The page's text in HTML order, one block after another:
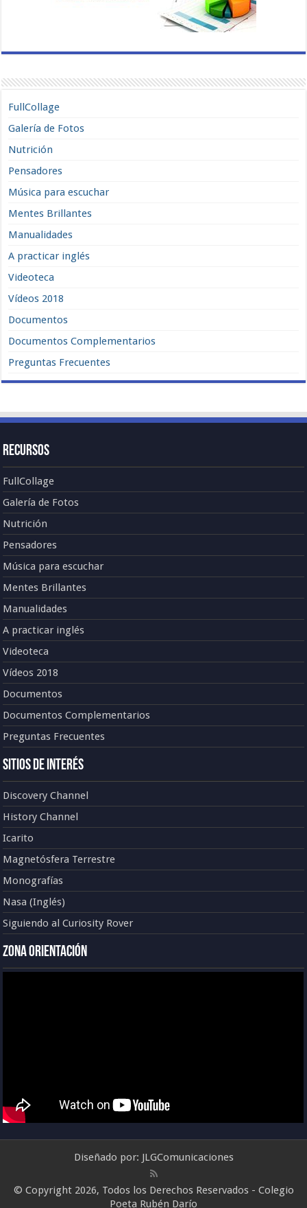
FullCollage
Galería de Fotos
Nutrición
Pensadores
Música para escuchar
Mentes Brillantes
Manualidades
A practicar inglés
Videoteca
Vídeos 2018
Documentos
Documentos Complementarios
Preguntas Frecuentes
Recursos
FullCollage
Galería de Fotos
Nutrición
Pensadores
Música para escuchar
Mentes Brillantes
Manualidades
A practicar inglés
Videoteca
Vídeos 2018
Documentos
Documentos Complementarios
Preguntas Frecuentes
Sitios de Interés
Discovery Channel
History Channel
Icarito
Magnetósfera Terrestre
Monografías
Nasa (Inglés)
Siguiendo al Curiosity Rover
Zona Orientación
Diseñado por: JLGComunicaciones
© Copyright 2026, Todos los Derechos Reservados - Colegio
Poeta Rubén Darío